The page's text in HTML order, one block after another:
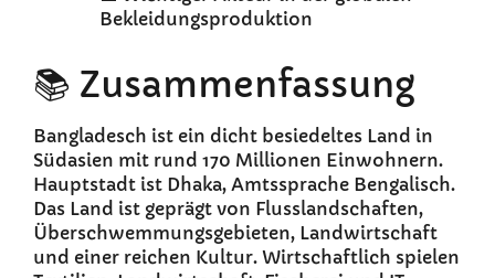
Bekleidungsproduktion
📚 Zusammenfassung
Bangladesch ist ein dicht besiedeltes Land in
Südasien mit rund 170 Millionen Einwohnern.
Hauptstadt ist Dhaka, Amtssprache Bengalisch.
Das Land ist geprägt von Flusslandschaften,
Überschwemmungsgebieten, Landwirtschaft
und einer reichen Kultur. Wirtschaftlich spielen